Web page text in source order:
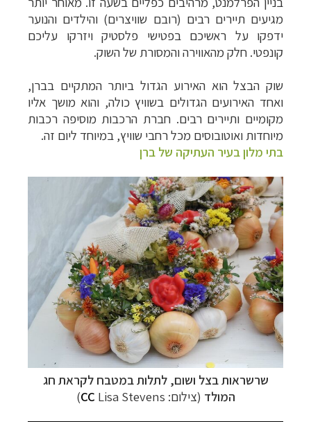
מגיעים תיירים רבים (רובם שוויצרים) והילדים והנוער
ידפקו על ראשיכם בפטישי פלסטיק ויזרקו עליכם
קונפטי. חלק מהאווירה והמסורת של השוק.
שוק הבצל הוא האירוע הגדול ביותר המתקיים בברן,
ואחד האירועים הגדולים בשוויץ כולה, והוא מושך אליו
מקומיים ותיירים רבים. חברת הרכבות מוסיפה רכבות
מיוחדות ואוטובוסים מכל רחבי שוויץ, במיוחד ליום זה.
בתי מלון בעיר העתיקה של ברן
שרשראות בצל ושום, לתלות במטבח לקראת חג
המולד (צילום: CC Lisa Stevens
)